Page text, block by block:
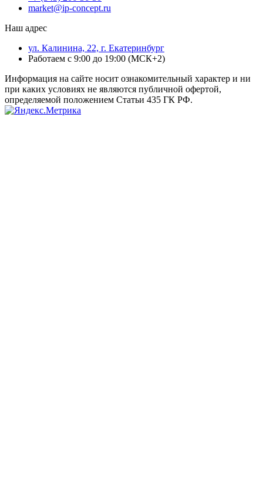
market@ip-concept.ru
Наш адрес
ул. Калинина, 22, г. Екатеринбург
Работаем с 9:00 до 19:00 (МСК+2)
Информация на сайте носит ознакомительный характер и ни
при каких условиях не являются публичной офертой,
определяемой положением Статьи 435 ГК РФ.